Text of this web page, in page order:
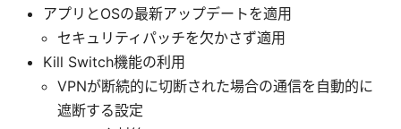
アプリとOSの最新アップデートを適用
セキュリティパッチを欠かさず適用
Kill Switch機能の利用
VPNが断続的に切断された場合の通信を自動的に
遮断する設定